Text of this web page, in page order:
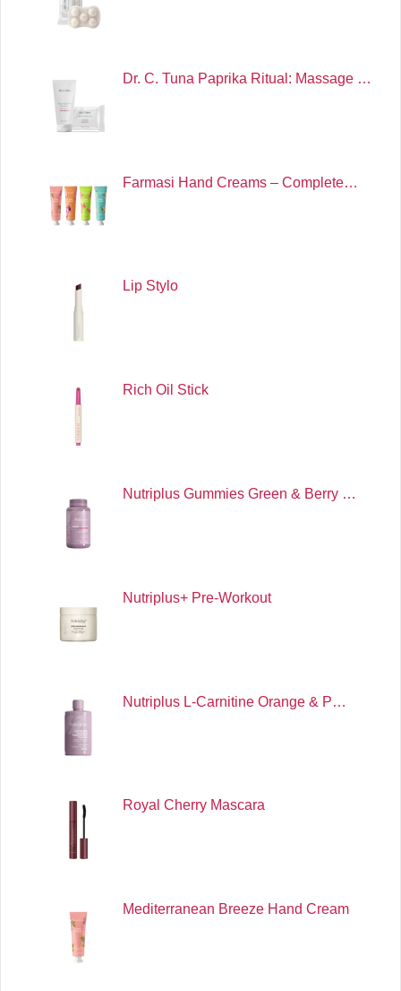
Dr. C. Tuna Paprika Ritual: Massage …
Farmasi Hand Creams – Complete…
Lip Stylo
Rich Oil Stick
Nutriplus Gummies Green & Berry …
Nutriplus+ Pre-Workout
Nutriplus L-Carnitine Orange & P…
Royal Cherry Mascara
Mediterranean Breeze Hand Cream